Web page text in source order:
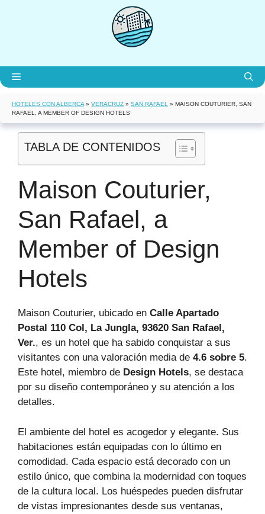
Menú
HOTELES CON ALBERCA » VERACRUZ » SAN RAFAEL » MAISON COUTURIER, SAN
RAFAEL, A MEMBER OF DESIGN HOTELS
TABLA DE CONTENIDOS
Maison Couturier,
San Rafael, a
Member of Design
Hotels
Maison Couturier, ubicado en Calle Apartado
Postal 110 Col, La Jungla, 93620 San Rafael,
Ver., es un hotel que ha sabido conquistar a sus
visitantes con una valoración media de 4.6 sobre 5.
Este hotel, miembro de Design Hotels, se destaca
por su diseño contemporáneo y su atención a los
detalles.
El ambiente del hotel es acogedor y elegante. Sus
habitaciones están equipadas con lo último en
comodidad. Cada espacio está decorado con un
estilo único, que combina la modernidad con toques
de la cultura local. Los huéspedes pueden disfrutar
de vistas impresionantes desde sus ventanas,